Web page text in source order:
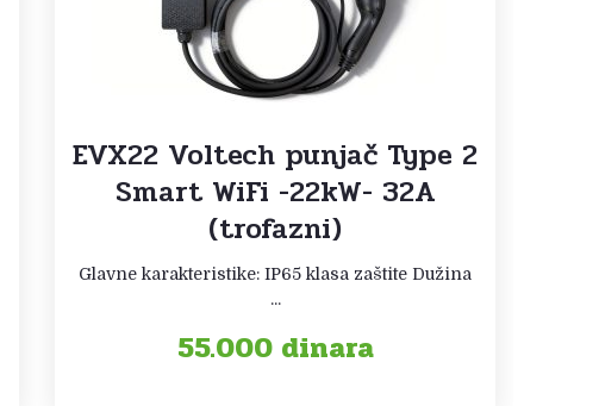
EVX22 Voltech punjač Type 2
Smart WiFi -22kW- 32A
(trofazni)
Glavne karakteristike: IP65 klasa zaštite Dužina
...
55.000 dinara